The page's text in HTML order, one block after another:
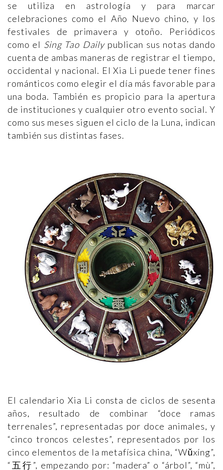
se utiliza en astrología y para marcar
celebraciones como el Año Nuevo chino, y los
festivales de primavera y otoño. Periódicos
como el Sing Tao Dailypublican sus notas dando
cuenta de ambas maneras de registrar el tiempo,
occidental y nacional. El Xia Li puede tener fines
románticos como elegir el día más favorable para
una boda. También es propicio para la apertura
de instituciones y cualquier otro evento social. Y
como sus meses siguen el ciclo de la Luna, indican
también sus distintas fases.
El calendario Xia Li consta de ciclos de sesenta
años, resultado de combinar “doce ramas
terrenales”, representadas por doce animales, y
“cinco troncos celestes”, representados por los
cinco elementos de la metafísica china, “Wǔxíng”,
“五行”, empezando por: “madera” o “árbol”, “mù”,